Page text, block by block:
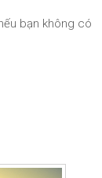
bạn không có